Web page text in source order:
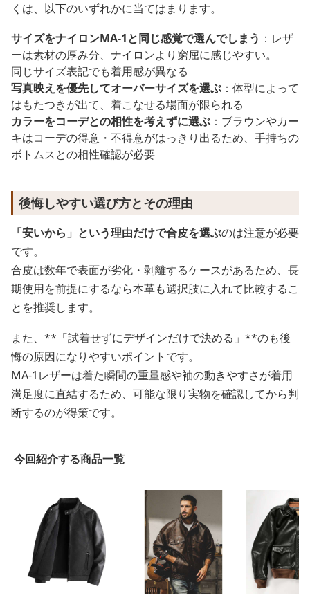
くは、以下のいずれかに当てはまります。
サイズをナイロンMA-1と同じ感覚で選んでしまう ：レザ
ーは素材の厚み分、ナイロンより窮屈に感じやすい。
同じサイズ表記でも着用感が異なる
写真映えを優先してオーバーサイズを選ぶ ：体型によって
はもたつきが出て、着こなせる場面が限られる
カラーをコーデとの相性を考えずに選ぶ ：ブラウンやカー
キはコーデの得意・不得意がはっきり出るため、手持ちの
ボトムスとの相性確認が必要
後悔しやすい選び方とその理由
「安いから」という理由だけで合皮を選ぶのは注意が必要
です。
合皮は数年で表面が劣化・剥離するケースがあるため、長
期使用を前提にするなら本革も選択肢に入れて比較するこ
とを推奨します。
また、**「試着せずにデザインだけで決める」**のも後
悔の原因になりやすいポイントです。
MA-1レザーは着た瞬間の重量感や袖の動きやすさが着用
満足度に直結するため、可能な限り実物を確認してから判
断するのが得策です。
今回紹介する商品一覧